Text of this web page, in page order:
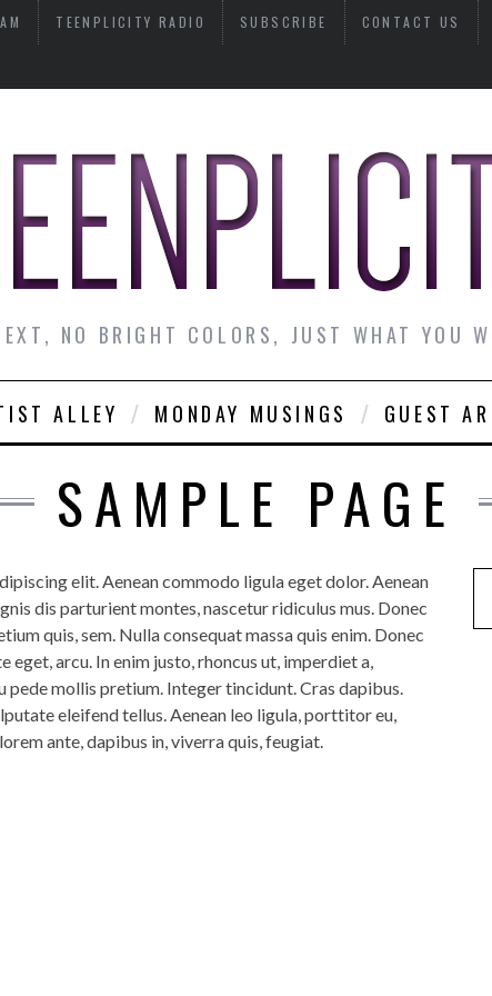
TEENPLICITY RADIO SUBSCRIBE CONTACT US
NO BRIGHT COLORS, JUST WHAT YOU
ALLEY MONDAY MUSINGS GUEST
SAMPLE PAGE
elit. Aenean commodo ligula eget dolor. Aenean
dis parturient montes, nascetur ridiculus mus. Donec
quis, sem. Nulla consequat massa quis enim. Donec
arcu. In enim justo, rhoncus ut, imperdiet a,
pede mollis pretium. Integer tincidunt. Cras dapibus.
eleifend tellus. Aenean leo ligula, porttitor eu,
ante, dapibus in, viverra quis, feugiat.